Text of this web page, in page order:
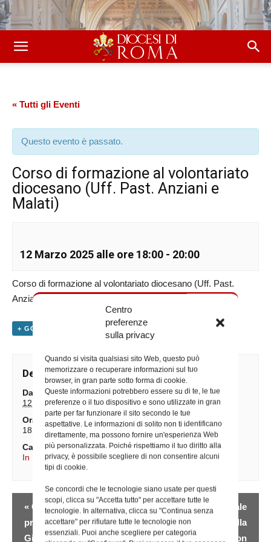
Centro
preferenze
sulla privacy
Quando si visita qualsiasi sito Web, questo può
memorizzare o recuperare informazioni sul tuo
browser, in gran parte sotto forma di cookie.
Queste informazioni potrebbero essere su di te, le tue
preferenze o il tuo dispositivo e sono utilizzate in gran
parte per far funzionare il sito secondo le tue
aspettative. Le informazioni di solito non ti identificano
direttamente, ma possono fornire un'esperienza Web
più personalizzata. Poiché rispettiamo il tuo diritto alla
privacy, è possibile scegliere di non consentire alcuni
tipi di cookie.
Se concordi che le tecnologie siano usate per questi
scopi, clicca su "Accetta tutto" per accettare tutte le
tecnologie. In alternativa, clicca su "Continua senza
accettare" per rifiutare tutte le tecnologie non
essenziali. Puoi anche scegliere per categoria
« Tutti gli Eventi
Questo evento è passato.
Corso di formazione al volontariato
diocesano (Uff. Past. Anziani e
Malati)
12 Marzo 2025 alle ore 18:00 - 20:00
Corso di formazione al volontariato diocesano (Uff. Past.
Anziani e Malati)
+ GOOGLE CALENDAR
Dettagli
Data:
12 Marzo 2025
Ora:
18:00 - 20:00
Categorie Evento:
In Diocesi,Iniziative degli Uffici
Evento
Navigazione
« Giornata in
preparazione al
Giubileo – ore 18.00
Catechesi quaresimale
sul tema della
“Speranza che non